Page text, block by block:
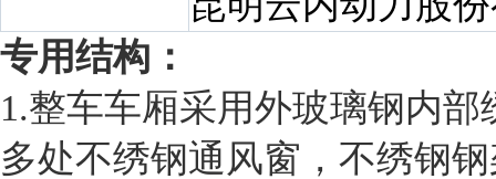
专用结构：
1.整车车厢采用外玻璃钢内
多处不绣钢通风窗，不绣钢